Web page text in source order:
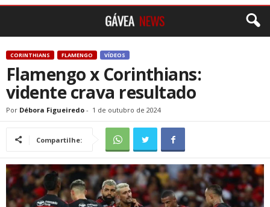
CORINTHIANS FLAMENGO VÍDEOS
Flamengo x Corinthians:
vidente crava resultado
Por Débora Figueiredo - 1 de outubro de 2024
Compartilhe: